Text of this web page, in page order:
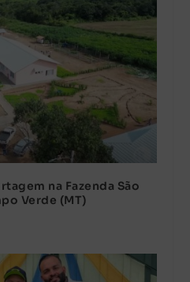
na Fazenda São
Verde (MT)